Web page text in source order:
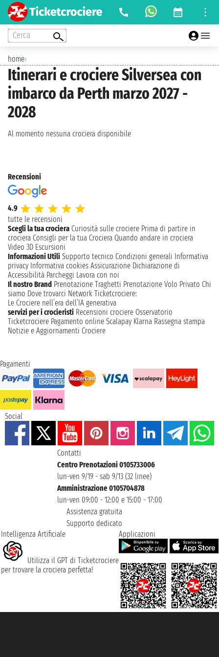
Cerca
home›
Itinerari e crociere Silversea con
imbarco da Perth marzo 2027 -
2028
Al momento nessuna crociera disponibile
Recensioni
4.9
tutte le recensioni
Scegli la tua crociera Curiosità sulle crociere Prima di partire in
crociera Consigli per la tua Crociera Quando andare in crociera
Video 3D Escursioni
Informazioni Utili Supporto tecnico Condizioni generali Informativa
privacy Informativa cookies Assicurazione Dichiarazione di
Accessibilità Parcheggi Lavora con noi
Il nostro Brand Prenotazione Traghetti Prenotazione Volo Privato Chi
siamo Dove trovarci Network Ticketcrociere:
Le Crociere nell’era dell’IA generativa
servizi per i crocieristi Recensioni crociere Osservatorio
Ticketcrociere Pagamento online Scalapay Klarna Rassegna stampa
Notizie e Aggiornamenti Crociere
Pagamenti
Social
Contatti
Centro Prenotazioni 0105733006
lun-ven 9/19 - sab 9/13 (32 linee)
Amministrazione 0105704878
lun-ven 09:00 - 12:00 e 15:00 - 17:00
Assistenza gratuita
Supporto dedicato
Intelligenza Artificiale
Utilizza il GPT di Ticketcrociere
per trovare la crociera perfetta!
Applicazioni